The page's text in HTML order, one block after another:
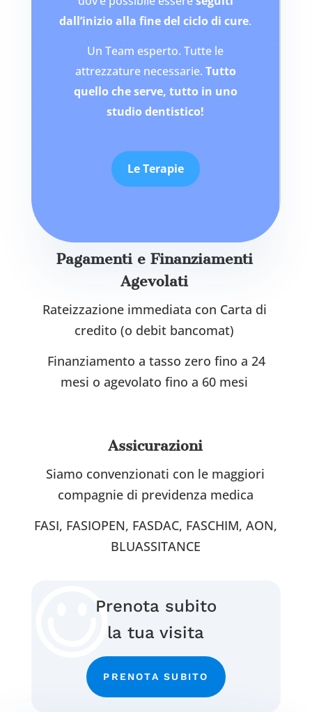
dall’inizio alla fine del ciclo di cure.
Un Team esperto. Tutte le
attrezzature necessarie. Tutto
quello che serve, tutto in uno
studio dentistico!
Le Terapie
Pagamenti e Finanziamenti
Agevolati
Rateizzazione immediata con Carta di
credito (o debit bancomat)
Finanziamento a tasso zero fino a 24
mesi o agevolato fino a 60 mesi
Assicurazioni
Siamo convenzionati con le maggiori
compagnie di previdenza medica
FASI, FASIOPEN, FASDAC, FASCHIM, AON,
BLUASSITANCE
Prenota subito
la tua visita
PRENOTA SUBITO